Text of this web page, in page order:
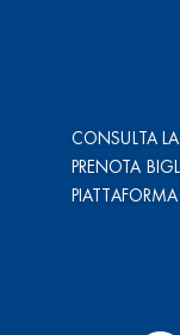
CONSULTA
PRENOTA